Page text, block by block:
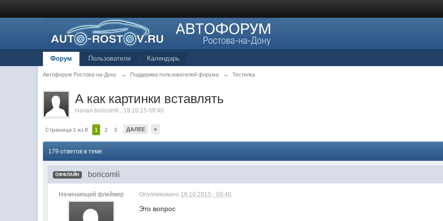
Форум Пользователи Календарь
Автофорум Ростова-на-Дону → Поддержка пользователей форума → Тестилка
А как картинки вставлять
Начал boricomli , 18.10.15 09:40
Страница 1 из 8 1 2 3 ДАЛЕЕ »
179 ответов в теме
ОФФЛАЙН boricomli
Начинающий флеймер Опубликовано 18.10.2015 - 09:40
Это вопрос